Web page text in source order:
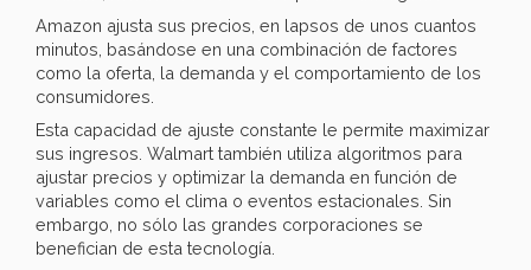
Amazon ajusta sus precios, en lapsos de unos cuantos
minutos, basándose en una combinación de factores
como la oferta, la demanda y el comportamiento de los
consumidores.
Esta capacidad de ajuste constante le permite maximizar
sus ingresos. Walmart también utiliza algoritmos para
ajustar precios y optimizar la demanda en función de
variables como el clima o eventos estacionales. Sin
embargo, no sólo las grandes corporaciones se
benefician de esta tecnología.